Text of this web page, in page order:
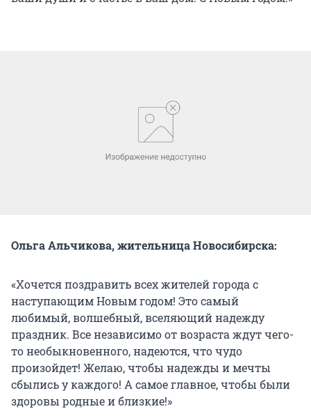
Ольга Альчикова, жительница Новосибирска:
«Хочется поздравить всех жителей города с
наступающим Новым годом! Это самый
любимый, волшебный, вселяющий надежду
праздник. Все независимо от возраста ждут чего-
то необыкновенного, надеются, что чудо
произойдет! Желаю, чтобы надежды и мечты
сбылись у каждого! А самое главное, чтобы были
здоровы родные и близкие!»